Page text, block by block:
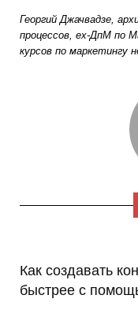
Георгий Джачвадзе,
процессов, ex-ДпМ по
курсов по маркетингу
Как создавать
быстрее с